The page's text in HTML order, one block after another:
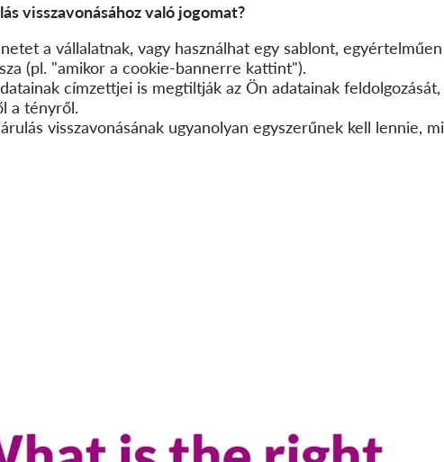
visszavonásához való jogomat?
a vállalatnak, vagy használhat egy sablont,
(pl. "amikor a cookie-bannerre kattint").
címzettjei is megtiltják az Ön adatainak
a tényről.
visszavonásának ugyanolyan egyszerűnek kell lennie,